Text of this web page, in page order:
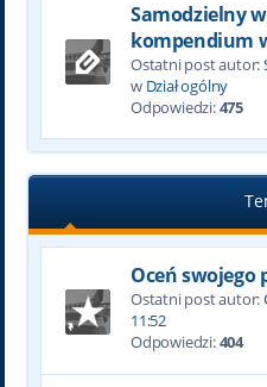
Samodzielny
kompendium
Ostatni post autor:
w Dział ogólny
Odpowiedzi:475
Oceń swojego
Ostatni post autor:
11:52
Odpowiedzi:404